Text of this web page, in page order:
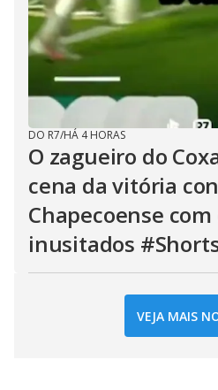
DO R7/HÁ 4 HORAS
O zagueiro do
cena da vitória
Chapecoense
inusitados
VEJA MAIS